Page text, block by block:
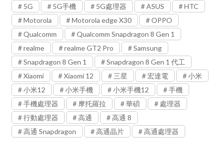
5G 5G手機 5G處理器 ASUS
HTC
Motorola
Motorola edge X30
OPPO
Qualcomm
Qualcomm Snapdragon 8 Gen 1
realme
realme GT2 Pro
Samsung
Snapdragon 8 Gen 1
Snapdragon 8 Gen 1 代工
Xiaomi
Xiaomi 12 三星 宏達電
小米
小米12
小米手機 小米手機12
手機
手機處理器
摩托羅拉 華碩
處理器
行動處理器
高通
高通 8
高通 Snapdragon
高通晶片 高通處理器